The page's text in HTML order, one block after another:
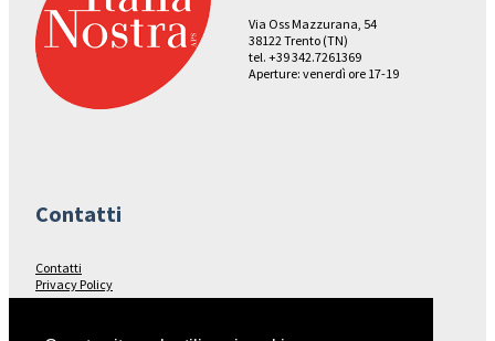
Via Oss Mazzurana, 54
38122 Trento (TN)
tel. +39 342.7261369
Aperture: venerdì ore 17-19
Contatti
Contatti
Privacy Policy